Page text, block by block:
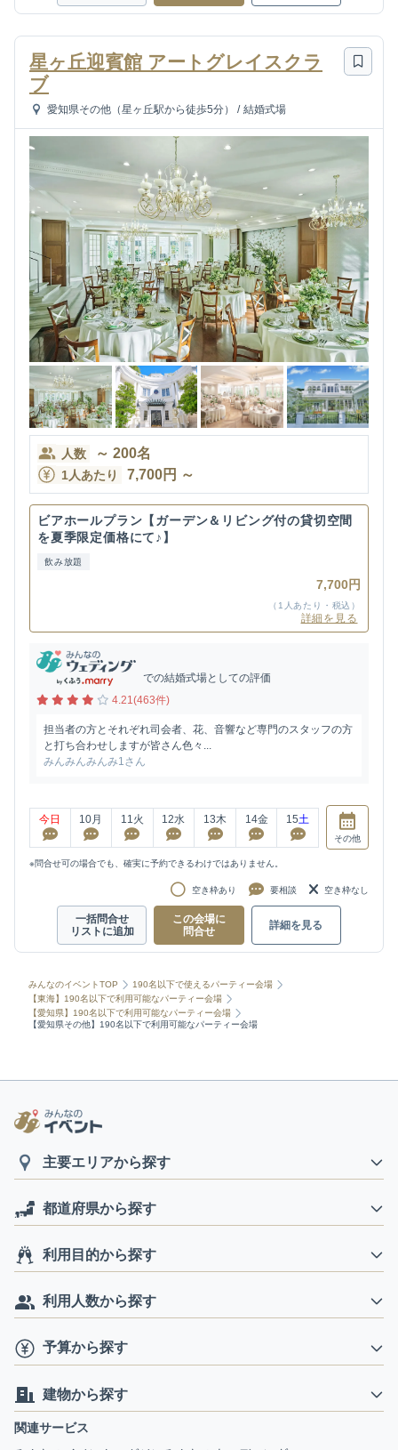
星ヶ丘迎賓館 アートグレイスクラ
ブ
愛知県その他（星ヶ丘駅から徒歩5分） / 結婚式場
人数 ～ 200名
1人あたり 7,700円 ～
ビアホールプラン【ガーデン＆リビング付の貸切空間
を夏季限定価格にて♪】
飲み放題
7,700円
（1人あたり・税込）
詳細を見る
での結婚式場としての評価
4.21(463件)
担当者の方とそれぞれ司会者、花、音響など専門のスタッフの方
と打ち合わせしますが皆さん色々...
みんみんみんみ1さん
今日 10月 11 火 12水 13木 14金 15土
その他
※問合せ可の場合でも、確実に予約できるわけではありません。
空き枠あり 要相談 空き枠なし
一括問合せ
リストに追加
この会場に
問合せ
詳細を見る
みんなのイベントTOP
190名以下で使えるパーティー会場
【東海】190名以下で利用可能なパーティー会場
【愛知県】190名以下で利用可能なパーティー会場
【愛知県その他】190名以下で利用可能なパーティー会場
主要エリアから探す
都道府県から探す
利用目的から探す
利用人数から探す
予算から探す
建物から探す
関連サービス